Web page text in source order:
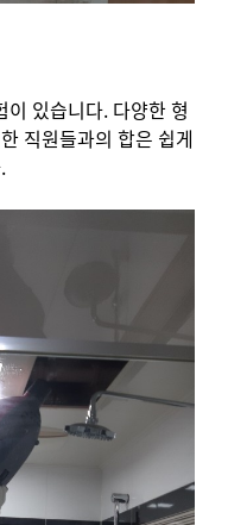
있습니다. 다양한 형
직원들과의 합은 쉽게